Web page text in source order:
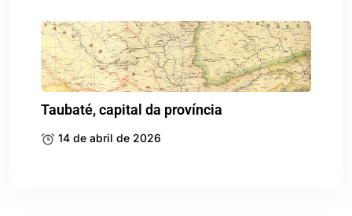
Taubaté, capital da província
14 de abril de 2026